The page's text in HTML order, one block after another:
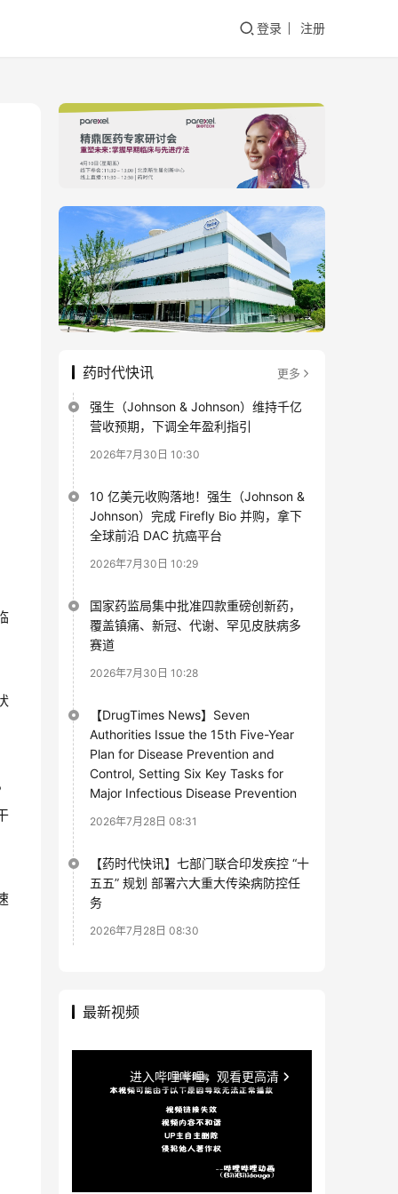
登录 注册
药时代快讯 更多
强生（Johnson & Johnson）维持千亿
营收预期，下调全年盈利指引
2026年7月30日 10:30
10 亿美元收购落地！强生（Johnson &
Johnson）完成 Firefly Bio 并购，拿下
全球前沿 DAC 抗癌平台
2026年7月30日 10:29
国家药监局集中批准四款重磅创新药，
覆盖镇痛、新冠、代谢、罕见皮肤病多
赛道
2026年7月30日 10:28
【DrugTimes News】Seven
Authorities Issue the 15th Five-Year
Plan for Disease Prevention and
Control, Setting Six Key Tasks for
Major Infectious Disease Prevention
2026年7月28日 08:31
【药时代快讯】七部门联合印发疾控 “十
五五” 规划 部署六大重大传染病防控任
务
2026年7月28日 08:30
最新视频